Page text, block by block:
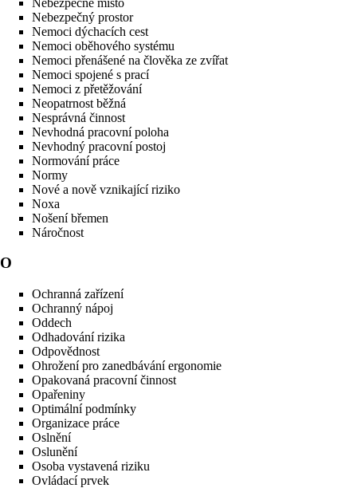
Nebezpečný prostor
Nemoci dýchacích cest
Nemoci oběhového systému
Nemoci přenášené na člověka ze zvířat
Nemoci spojené s prací
Nemoci z přetěžování
Neopatrnost běžná
Nesprávná činnost
Nevhodná pracovní poloha
Nevhodný pracovní postoj
Normování práce
Normy
Nové a nově vznikající riziko
Noxa
Nošení břemen
Náročnost
O
Ochranná zařízení
Ochranný nápoj
Oddech
Odhadování rizika
Odpovědnost
Ohrožení pro zanedbávání ergonomie
Opakovaná pracovní činnost
Opařeniny
Optimální podmínky
Organizace práce
Oslnění
Oslunění
Osoba vystavená riziku
Ovládací prvek